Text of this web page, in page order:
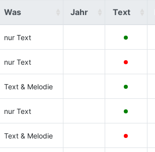
Was Jahr Text
nur Text
nur Text
Text & Melodie
nur Text
Text & Melodie